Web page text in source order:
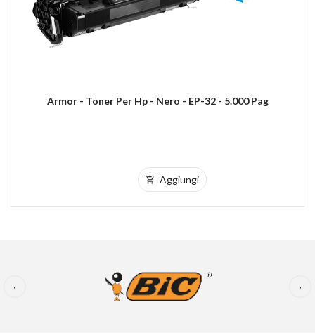
Armor - Toner Per Hp - Nero - EP-32 - 5.000 Pag
Aggiungi
‹ ›